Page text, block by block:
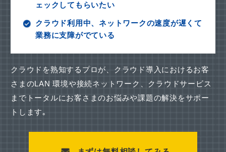
ェックしてもらいたい
クラウド利用中、ネットワークの速度が遅くて
業務に支障がでている
クラウドを熟知するプロが、クラウド導入におけるお客
さまのLAN 環境や接続ネットワーク、
クラウドサービス
までトータルにお客さまのお悩みや課題の解決をサポー
トします｡